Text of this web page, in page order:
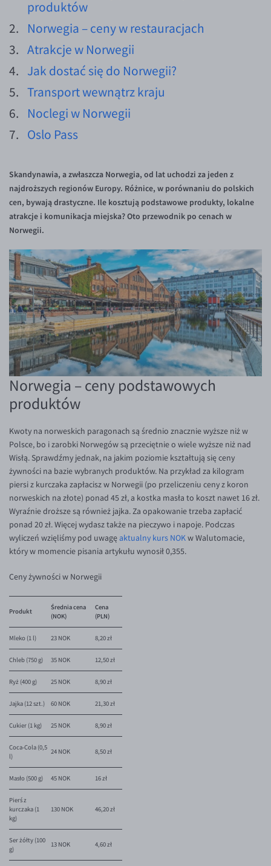
Inne pary walutowe
AUD/PLN
BGN/PLN
CAD/PLN
CNY/PLN
HKD/PLN
HUF/PLN
JPY/PLN
NZD/PLN
RON/PLN
SGD/PLN
TRY/PLN
ZAR/PLN
EUR/USD
EUR/GBP
EUR/CHF
EUR/CZK
EUR/DKK
EUR/NOK
EUR/SEK
EUR/AUD
EUR/BGN
EUR/CAD
EUR/CNY
EUR/HKD
EUR/HUF
EUR/ILS
EUR/RON
EUR/SGD
EUR/TRY
EUR/ZAR
GBP/USD
USD/CHF
GBP/CHF
Aplikacja mobilna
Bezpieczeństwo
Pomoc
Pomoc
FAQ
Konto i opłaty
Wymiana walut
Przelewy zagraniczne
Słowniczek
Poradnik
KONTAKT
Kontakt
Dla mediów
PL
produktów
Norwegia – ceny w restauracjach
Atrakcje w Norwegii
Jak dostać się do Norwegii?
Transport wewnątrz kraju
Noclegi w Norwegii
Oslo Pass
Skandynawia, a zwłaszcza Norwegia, od lat uchodzi za jeden z
najdroższych regionów Europy. Różnice, w porównaniu do polskich
cen, bywają drastyczne. Ile kosztują podstawowe produkty, lokalne
atrakcje i komunikacja miejska? Oto przewodnik po cenach w
Norwegii.
Norwegia – ceny podstawowych
produktów
Kwoty na norweskich paragonach są średnio znacznie wyższe niż w
Polsce, bo i zarobki Norwegów są przeciętnie o wiele wyższe niż nad
Wisłą. Sprawdźmy jednak, na jakim poziomie kształtują się ceny
żywności na bazie wybranych produktów. Na przykład za kilogram
piersi z kurczaka zapłacisz w Norwegii (po przeliczeniu ceny z koron
norweskich na złote) ponad 45 zł, a kostka masła to koszt nawet 16 zł.
Wyraźnie droższe są również jajka. Za opakowanie trzeba zapłacić
ponad 20 zł. Więcej wydasz także na pieczywo i napoje. Podczas
wyliczeń wzięliśmy pod uwagęaktualny kurs NOKw Walutomacie,
który w momencie pisania artykułu wynosił 0,355.
Ceny żywności w Norwegii
Produkt
Średnia cena
(NOK)
Cena
(PLN)
Mleko (1 l) 23 NOK 8,20 zł
Chleb (750 g) 35 NOK 12,50 zł
Ryż (400 g) 25 NOK 8,90 zł
Jajka (12 szt.) 60 NOK 21,30 zł
Cukier (1 kg) 25 NOK 8,90 zł
Coca-Cola (0,5
l)
24 NOK 8,50 zł
Masło (500 g) 45 NOK 16 zł
Pierś z
kurczaka (1
kg)
130 NOK 46,20 zł
Ser żółty (100
g)
13 NOK 4,60 zł